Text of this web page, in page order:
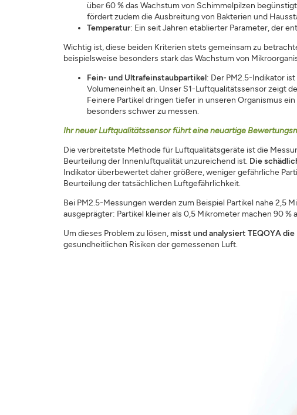
über 60 % das Wachstum von Schimmelpilzen
fördert zudem die Ausbreitung von Bakterien und
Temperatur: Ein seit Jahren etablierter Parameter, der
Wichtig ist, diese beiden Kriterien stets gemeinsam zu
beispielsweise besonders stark das Wachstum von
Fein- und Ultrafeinstaubpartikel: Der PM2.5-Indikator
Volumeneinheit an. Unser S1-Luftqualitätssensor zeigt
Feinere Partikel dringen tiefer in unseren Organismus
besonders schwer zu messen.
Ihr neuer Luftqualitätssensor führt eine neuartige
Die verbreitetste Methode für Luftqualitätsgeräte ist die
Beurteilung der Innenluftqualität unzureichend ist. Die
Indikator überbewertet daher größere, weniger gefährliche
Beurteilung der tatsächlichen Luftgefährlichkeit.
Bei PM2.5-Messungen werden zum Beispiel Partikel nahe
ausgeprägter: Partikel kleiner als 0,5 Mikrometer machen 90
Um dieses Problem zu lösen,misst und analysiert TEQOYA
gesundheitlichen Risiken der gemessenen Luft.